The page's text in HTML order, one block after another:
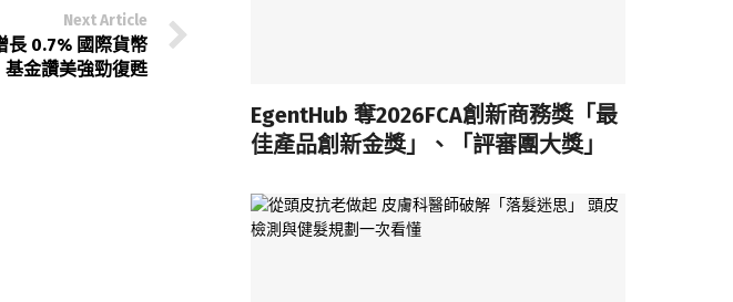
Next Article
長 0.7% 國際貨幣
基金讚美強勁復甦
EgentHub 奪2026FCA創新商務獎「最
佳產品創新金獎」、「評審團大獎」